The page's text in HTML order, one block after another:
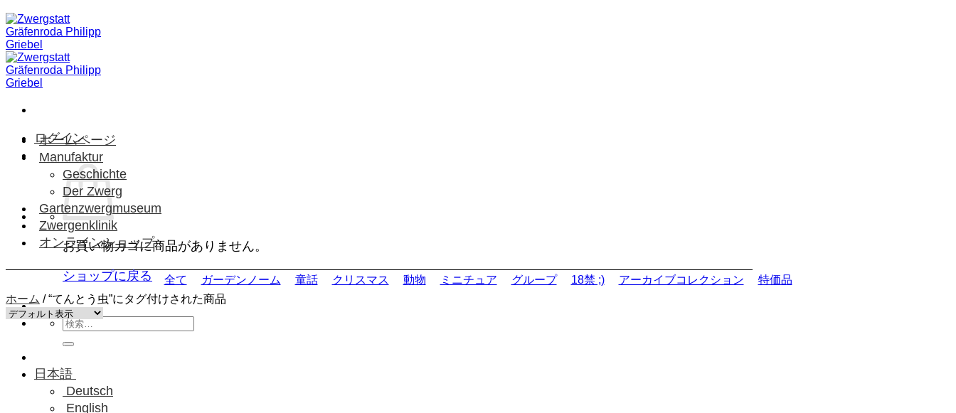
Skip
to
content
ログイン
お買い物カゴに商品がありません。
ショップに戻る
検
索
象:
日本語
Deutsch
English
ホームページ
Manufaktur
Geschichte
Der Zwerg
Gartenzwergmuseum
Zwergenklinik
オンラインショップ
全て ガーデンノーム 童話 クリスマス 動物 ミニチュア グループ 18禁 ;) アーカイブコレクション
特価品
ホーム /“てんとう虫”にタグ付けされた商品